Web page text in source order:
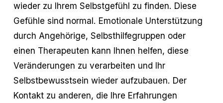
wieder zu Ihrem Selbstgefühl zu finden. Diese
Gefühle sind normal. Emotionale Unterstützung
durch Angehörige, Selbsthilfegruppen oder
einen Therapeuten kann Ihnen helfen, diese
Veränderungen zu verarbeiten und Ihr
Selbstbewusstsein wieder aufzubauen. Der
Kontakt zu anderen, die Ihre Erfahrungen